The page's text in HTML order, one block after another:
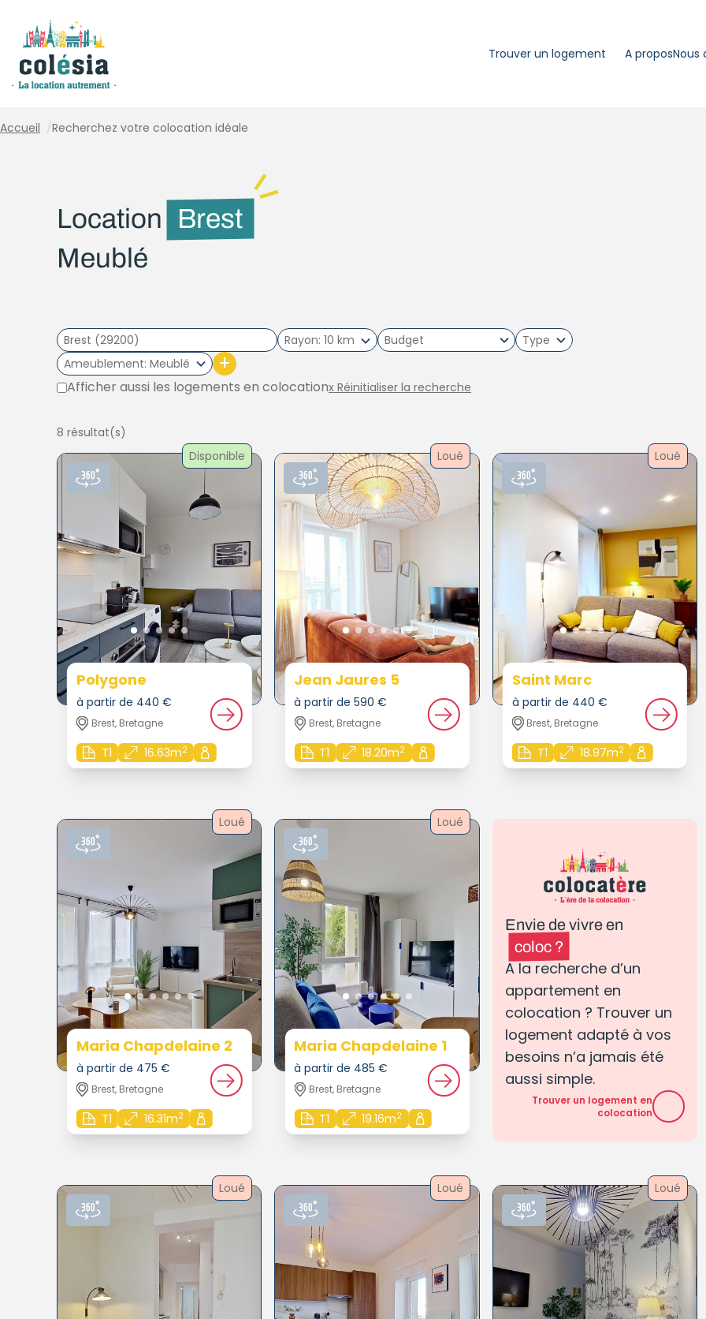
Trouver un logement A proposNous
Accueil /Recherchez votre colocation idéale
Location
Brest
Meublé
Rayon 10 km
Type
Ameublement Meublé +
Afficher aussi les logements en colocationx Réinitialiser la recherche
8 résultat(s)
Disponible
Polygone
à partir de 440 €
Brest, Bretagne
T1 16.63m2
Loué
Jean Jaures 5
à partir de 590 €
Brest, Bretagne
T1 18.20m2
Loué
Saint Marc
à partir de 440 €
Brest, Bretagne
T1 18.97m2
Loué
Maria Chapdelaine 2
à partir de 475 €
Brest, Bretagne
T1 16.31m2
Loué
Maria Chapdelaine 1
à partir de 485 €
Brest, Bretagne
T1 19.16m2
Envie de vivre en
coloc ?
A la recherche d’un
appartement en
colocation ? Trouver un
logement adapté à vos
besoins n’a jamais été
aussi simple.
Trouver un logement en
colocation
Loué Loué Loué